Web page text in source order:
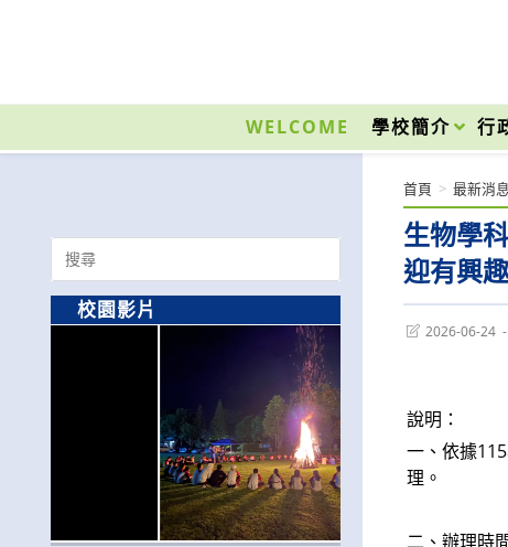
內
WELCOME 學校簡介 行
生物學
迎有興
首頁 > 最新消息
Post2026-06-24
說明：
一、依據
理。
二、辦理時
Search
for:
校園影片